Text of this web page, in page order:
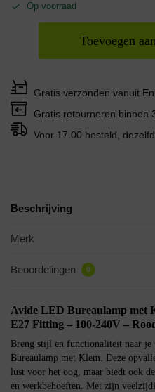
Op voorraad
Toevoegen
Gratis verzonden vanuit
Gratis retourneren binnen
Voor 17.00 besteld,
Beschrijving
Merk
Beoordelingen 0
Avide LED Bureaulamp met
E27 Fitting – 100-240V –
Breng stijl en functionaliteit naar
Bureaulamp met Klem. Deze
lust voor het oog, maar biedt ook
en werkbehoeften. Met zijn